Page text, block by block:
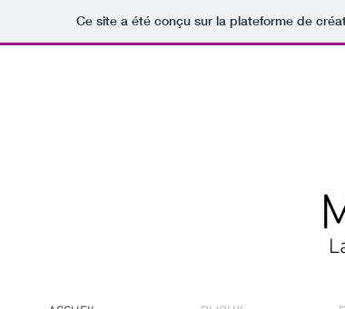
Ce site a été conçu sur la plateforme de